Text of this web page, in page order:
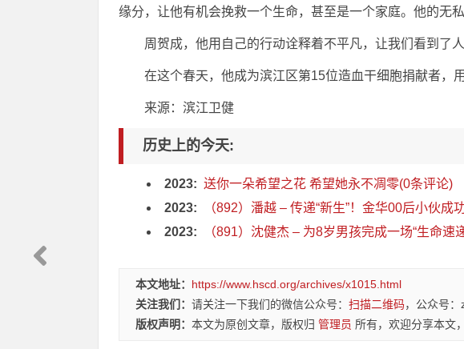
缘分，让他有机会挽救一个生命，甚至是一个家庭。他的无
周贺成，他用自己的行动诠释着不平凡，让我们看到了
在这个春天，他成为滨江区第15位造血干细胞捐献者，
来源：滨江卫健
历史上的今天:
2023: 送你一朵希望之花 希望她永不凋零(0条评论)
2023:
（892）潘越 – 传递“新生”！金华00后小伙
2023:
（891）沈健杰 – 为8岁男孩完成一场“生命
本文地址： https://www.hscd.org/archives/x1015.html
关注我们： 请关注一下我们的微信公众号： 扫描二维码，公众号：
版权声明： 本文为原创文章，版权归 管理员 所有，欢迎分享本文